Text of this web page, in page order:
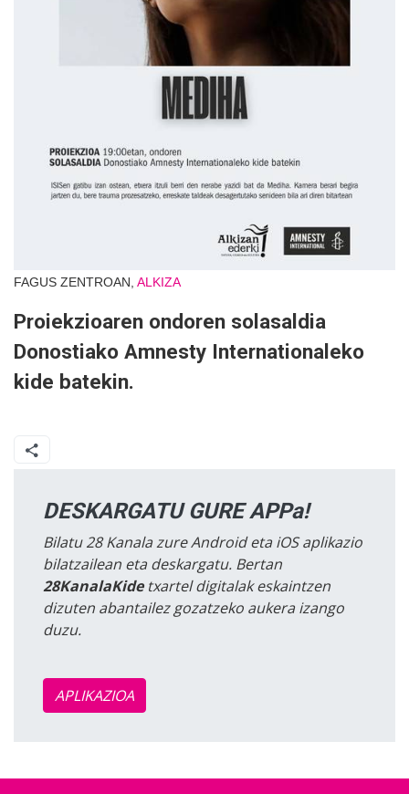
FAGUS ZENTROAN, ALKIZA
Proiekzioaren ondoren solasaldia
Donostiako Amnesty Internationaleko
kide batekin.
DESKARGATU GURE APPa!
Bilatu 28 Kanala zure Android eta iOS aplikazio
bilatzailean eta deskargatu. Bertan
28KanalaKidetxartel digitalak eskaintzen
dizuten abantailez gozatzeko aukera izango
duzu.
APLIKAZIOA